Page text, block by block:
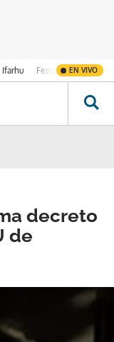
Ifarhu Fenómeno de El
EN VIVO
decreto
de